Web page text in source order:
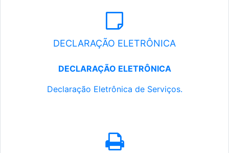
DECLARAÇÃO ELETRÔNICA
DECLARAÇÃO ELETRÔNICA
Declaração Eletrônica de Serviços.